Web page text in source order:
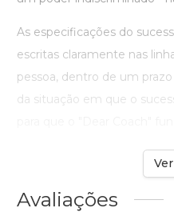
As especificações do
escritas claramente nas
pessoa, dentro de um
da situação em que o
Avaliações